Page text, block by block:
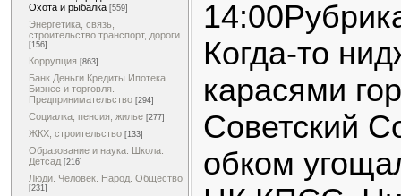
Охота и рыбалка [559]
Энергетика, связь,
строительство.транспорт, дороги
[156]
Коррупция [863]
Банк Деньги Кредиты Ипотека
Бизнес и торговля.
Предпринимательство [294]
Социалка, пенсия, жилье [277]
ЖКХ, строительство [133]
Образование и наука. Школа.
Детсад [216]
Люди. Человек. Народ. Общество
[231]
Когда-то
карасями
Советский
обком